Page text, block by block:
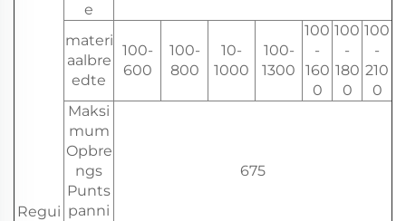
Regui
e
materi
aalbre
edte
100-
600
100-
800
10-
1000
100-
1300
100
-
160
0
100
-
180
0
100
-
210
0
Maksi
mum
Opbre
ngs
Punts
panni
675